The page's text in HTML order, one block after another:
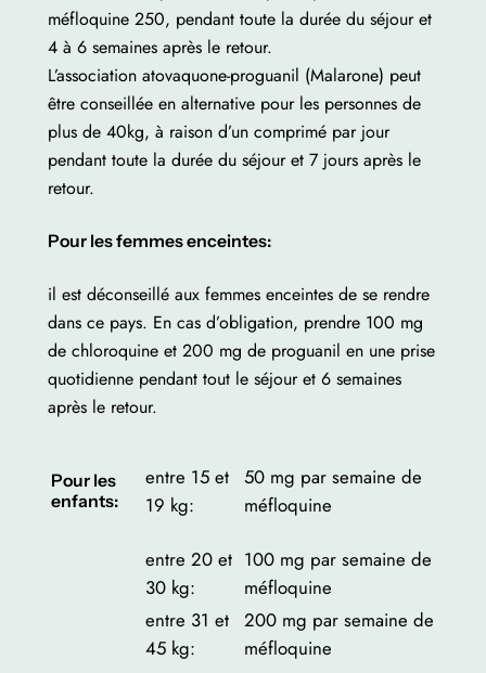
méfloquine 250, pendant toute la durée du séjour et
4 à 6 semaines après le retour.
L’association atovaquone-proguanil (Malarone) peut
être conseillée en alternative pour les personnes de
plus de 40kg, à raison d’un comprimé par jour
pendant toute la durée du séjour et 7 jours après le
retour.
Pour les femmes enceintes:
il est déconseillé aux femmes enceintes de se rendre
dans ce pays. En cas d’obligation, prendre 100 mg
de chloroquine et 200 mg de proguanil en une prise
quotidienne pendant tout le séjour et 6 semaines
après le retour.
Pour les
enfants:
entre 15 et
19 kg:
50 mg par semaine de
méfloquine
entre 20 et
30 kg:
100 mg par semaine de
méfloquine
entre 31 et
45 kg:
200 mg par semaine de
méfloquine